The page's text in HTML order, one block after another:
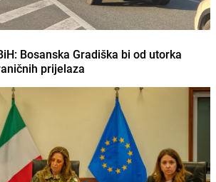
Bosanska Gradiška bi od utorka
prijelaza